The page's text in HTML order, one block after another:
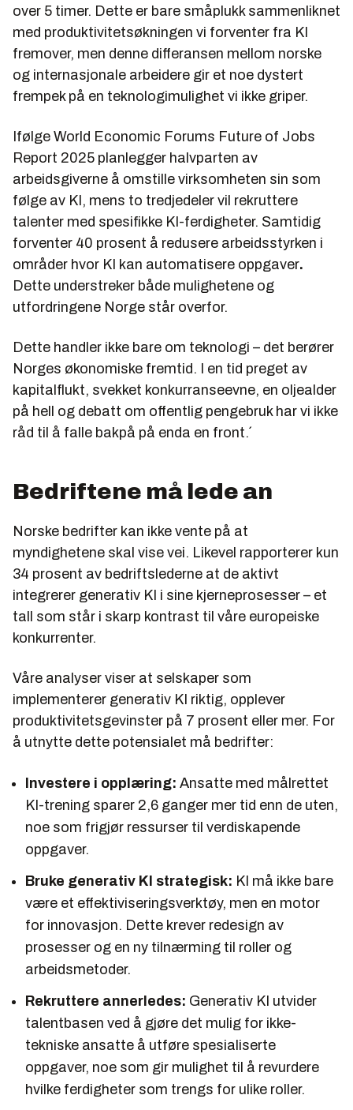
over 5 timer. Dette er bare småplukk sammenliknet
med produktivitetsøkningen vi forventer fra KI
fremover, men denne differansen mellom norske
og internasjonale arbeidere gir et noe dystert
frempek på en teknologimulighet vi ikke griper.
Ifølge World Economic Forums Future of Jobs
Report 2025 planlegger halvparten av
arbeidsgiverne å omstille virksomheten sin som
følge av KI, mens to tredjedeler vil rekruttere
talenter med spesifikke KI-ferdigheter. Samtidig
forventer 40 prosent å redusere arbeidsstyrken i
områder hvor KI kan automatisere oppgaver.
Dette understreker både mulighetene og
utfordringene Norge står overfor.
Dette handler ikke bare om teknologi – det berører
Norges økonomiske fremtid. I en tid preget av
kapitalflukt, svekket konkurranseevne, en oljealder
på hell og debatt om offentlig pengebruk har vi ikke
råd til å falle bakpå på enda en front.´
Bedriftene må lede an
Norske bedrifter kan ikke vente på at
myndighetene skal vise vei. Likevel rapporterer kun
34 prosent av bedriftslederne at de aktivt
integrerer generativ KI i sine kjerneprosesser – et
tall som står i skarp kontrast til våre europeiske
konkurrenter.
Våre analyser viser at selskaper som
implementerer generativ KI riktig, opplever
produktivitetsgevinster på 7 prosent eller mer. For
å utnytte dette potensialet må bedrifter:
Investere i opplæring: Ansatte med målrettet
KI-trening sparer 2,6 ganger mer tid enn de uten,
noe som frigjør ressurser til verdiskapende
oppgaver.
Bruke generativ KI strategisk: KI må ikke bare
være et effektiviseringsverktøy, men en motor
for innovasjon. Dette krever redesign av
prosesser og en ny tilnærming til roller og
arbeidsmetoder.
Rekruttere annerledes: Generativ KI utvider
talentbasen ved å gjøre det mulig for ikke-
tekniske ansatte å utføre spesialiserte
oppgaver, noe som gir mulighet til å revurdere
hvilke ferdigheter som trengs for ulike roller.